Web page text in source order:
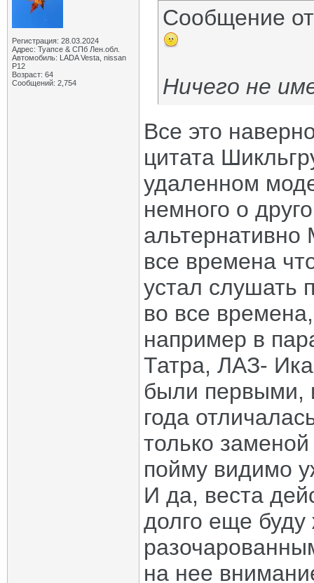
Регистрация: 28.03.2024
Адрес: Туапсе & СПб Лен.обл.
Автомобиль: LADA Vesta, nissan
P12
Возраст: 64
Сообщений: 2,754
Сообщение
Ничего не
Все это
цитата
удаленном
немного о
все времена
устал слушать
во все
например в
Татра, ЛАЗ-
были первыми,
года
только
пойму видимо
И да, веста
долго еще буду
на нее